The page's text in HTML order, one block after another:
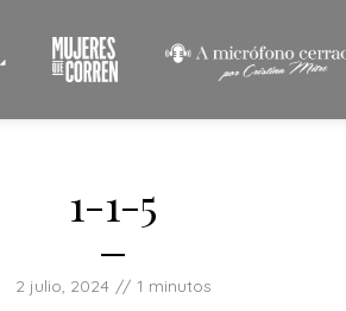
1-1-5
2 julio, 2024 1 minutos